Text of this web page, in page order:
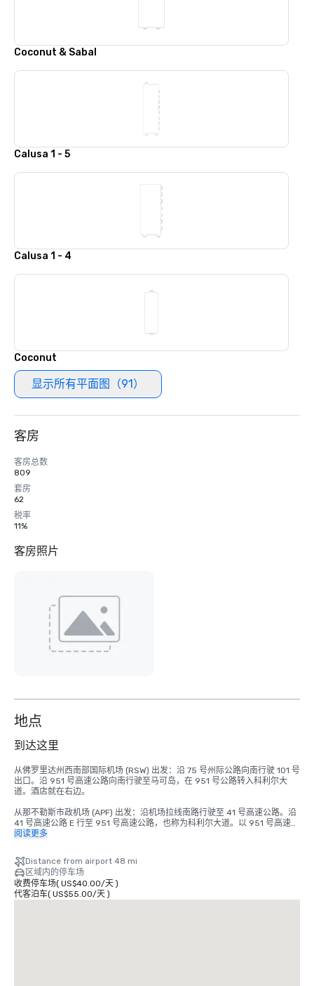
Coconut & Sabal
Calusa 1 - 5
Calusa 1 - 4
Coconut
显示所有平面图（91）
客房
客房总数
809
套房
62
税率
11%
客房照片
地点
到达这里
从佛罗里达州西南部国际机场 (RSW) 出发：沿 75 号州际公路向南行驶 101 号
出口。沿 951 号高速公路向南行驶至马可岛，在 951 号公路转入科利尔大
道。酒店就在右边。
从那不勒斯市政机场 (APF) 出发：沿机场拉线南路行驶至 41 号高速公路。沿
41 号高速公路 E 行至 951 号高速公路，也称为科利尔大道。以 951 号高速公
路行驶 Collier Blvd。S. 到马可岛大桥。度假村在右边 3 英里处。
从马可岛行政机场出发：向南驶向 Mainsail Dr. 继续驶入 Mainsail Dr 行驶
1.8 英里。左转驶入科利尔大道。度假村在右边 5.7 英里处。
阅读更多
Distance from airport 48 mi
区域内的停车场
收费停车场( US$40.00/天)
代客泊车( US$55.00/天)